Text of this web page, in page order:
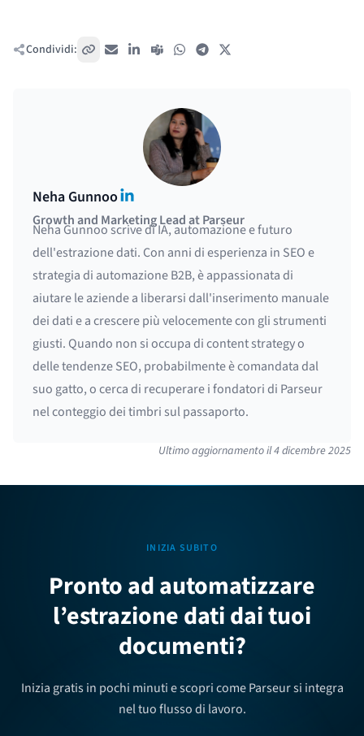
Condividi: Copia link
Email LinkedIn
Teams WhatsAppTelegram
Neha GunnooLinkedIn
Growth and Marketing Lead at Parseur
Neha Gunnoo scrive di IA, automazione e futuro
dell'estrazione dati. Con anni di esperienza in SEO e
strategia di automazione B2B, è appassionata di
aiutare le aziende a liberarsi dall'inserimento manuale
dei dati e a crescere più velocemente con gli strumenti
giusti. Quando non si occupa di content strategy o
delle tendenze SEO, probabilmente è comandata dal
suo gatto, o cerca di recuperare i fondatori di Parseur
nel conteggio dei timbri sul passaporto.
Ultimo aggiornamento il4 dicembre 2025
INIZIA SUBITO
Pronto ad automatizzare
l’estrazione dati dai tuoi
documenti?
Inizia gratis in pochi minuti e scopri come Parseur si integra
nel tuo flusso di lavoro.